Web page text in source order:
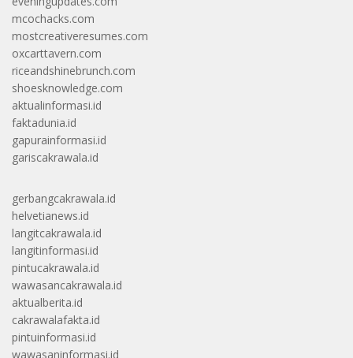
mcochacks.com
mostcreativeresumes.com
oxcarttavern.com
riceandshinebrunch.com
shoesknowledge.com
aktualinformasi.id
faktadunia.id
gapurainformasi.id
gariscakrawala.id
gerbangcakrawala.id
helvetianews.id
langitcakrawala.id
langitinformasi.id
pintucakrawala.id
wawasancakrawala.id
aktualberita.id
cakrawalafakta.id
pintuinformasi.id
wawasaninformasi.id